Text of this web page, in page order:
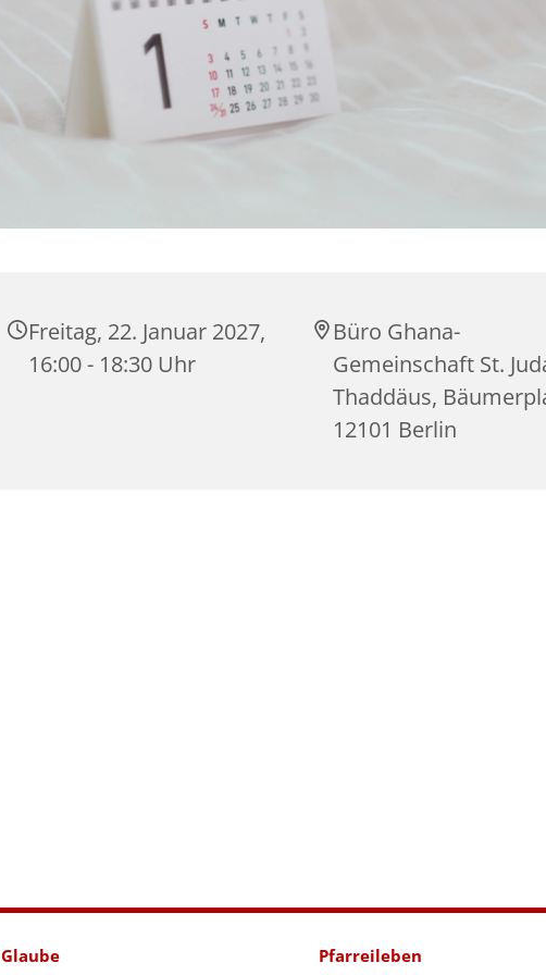
Freitag, 22. Januar 2027,
16:00 - 18:30 Uhr
Büro Ghana-
Gemeinschaft St.
Thaddäus,
12101 Berlin
Glaube Pfarreileben